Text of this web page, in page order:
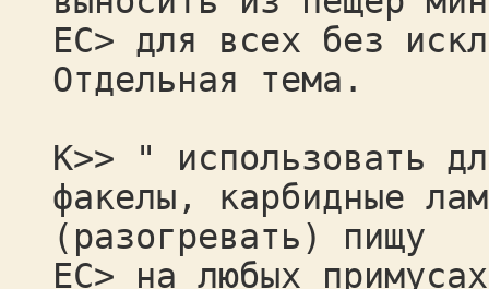
ЕС> для всех без
Отдельная тема.
К>> " использовать
факелы, карбидные
(разогревать) пищу
ЕС> на любых примусах